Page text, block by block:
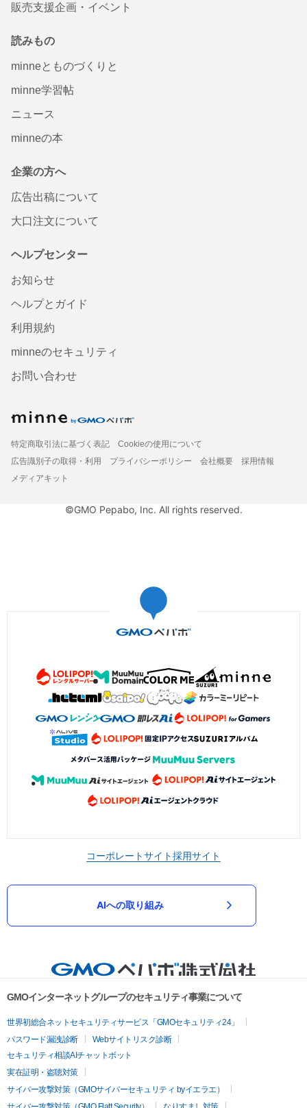
販売支援企画・イベント
読みもの
minneとものづくりと
minne学習帖
ニュース
minneの本
企業の方へ
広告出稿について
大口注文について
ヘルプセンター
お知らせ
ヘルプとガイド
利用規約
minneのセキュリティ
お問い合わせ
特定商取引法に基づく表記
Cookieの使用について
広告識別子の取得・利用
プライバシーポリシー 会社概要
採用情報
メディアキット
©GMO Pepabo, Inc. All rights reserved.
コーポレートサイト採用サイト
AIへの取り組み
GMOインターネットグループのセキュリティ事業について
世界初総合ネットセキュリティサービス「GMOセキュリティ24」
パスワード漏洩診断
Webサイトリスク診断
セキュリティ相談AIチャットボット
実在証明・盗聴対策
サイバー攻撃対策（GMOサイバーセキュリティ byイエラエ）